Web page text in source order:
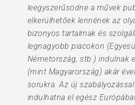
leegyszerűsödne a művek
elkerülhetőek lennének az
bizonyos tartalmak és
legnagyobb piacokon
Németország, stb.) indulnak
(mint Magyarország) akár
sorukra. Az új
indulhatna el egész